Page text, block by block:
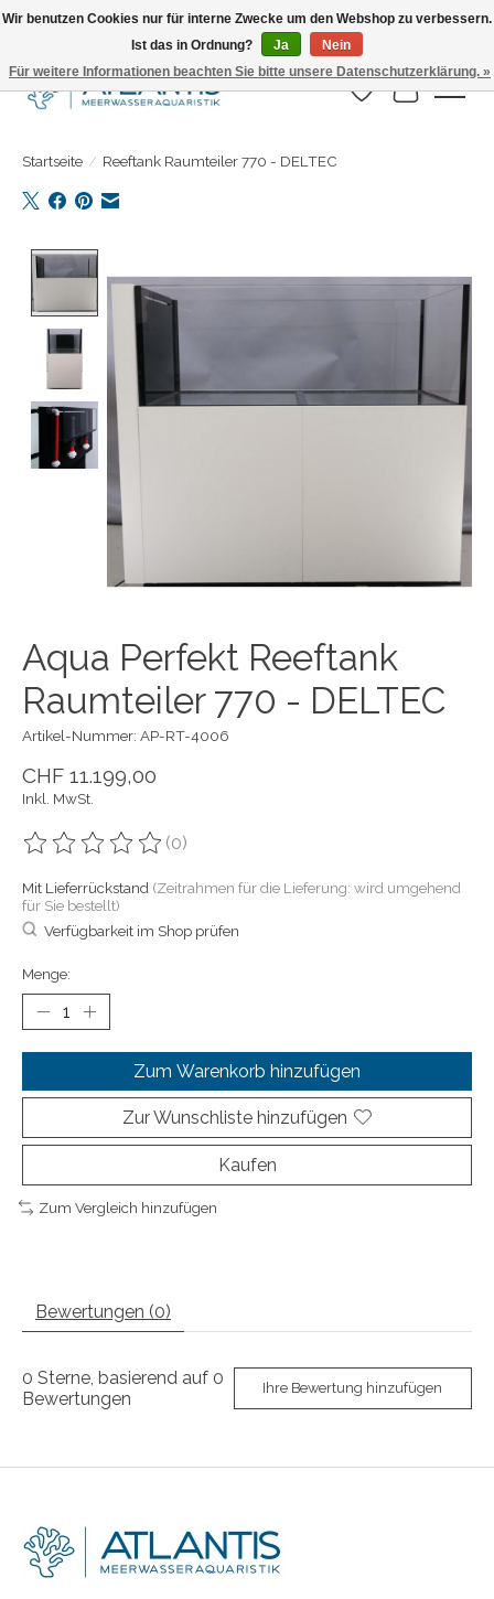
Täglicher Versand. Bestelle bis 15.00 Uhr
Wunschzettel
Ihr
Startseite / Reeftank Raumteiler 770 - DELTEC
Aqua Perfekt Reeftank
Raumteiler 770 - DELTEC
Artikel-Nummer: AP-RT-4006
CHF 11.199,00
Inkl. MwSt.
Die Bewertung dieses Produkts ist
(0)
Mit Lieferrückstand (Zeitrahmen für die Lieferung: wird umgehend
für Sie bestellt)
Verfügbarkeit im Shop prüfen
Menge:
Zum Warenkorb hinzufügen
Zur Wunschliste hinzufügen
Kaufen
Zum Vergleich hinzufügen
Bewertungen (0)
0 Sterne, basierend auf 0
Bewertungen
Ihre Bewertung hinzufügen
Wir benutzen Cookies nur für interne Zwecke um den Webshop zu verbessern.
Ist das in Ordnung?
Ja
Nein
Für weitere Informationen beachten Sie bitte unsere Datenschutzerklärung. »